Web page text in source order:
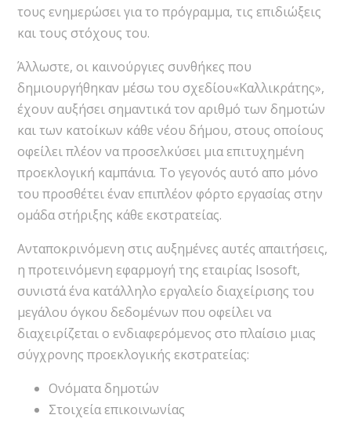
τους ενημερώσει για το πρόγραμμα, τις επιδιώξεις
και τους στόχους του.
Άλλωστε, οι καινούργιες συνθήκες που
δημιουργήθηκαν μέσω του σχεδίου«Καλλικράτης»,
έχουν αυξήσει σημαντικά τον αριθμό των δημοτών
και των κατοίκων κάθε νέου δήμου, στους οποίους
οφείλει πλέον να προσελκύσει μια επιτυχημένη
προεκλογική καμπάνια. Το γεγονός αυτό απο μόνο
του προσθέτει έναν επιπλέον φόρτο εργασίας στην
ομάδα στήριξης κάθε εκστρατείας.
Ανταποκρινόμενη στις αυξημένες αυτές απαιτήσεις,
η προτεινόμενη εφαρμογή της εταιρίας Isosoft,
συνιστά ένα κατάλληλο εργαλείο διαχείρισης του
μεγάλου όγκου δεδομένων που οφείλει να
διαχειρίζεται ο ενδιαφερόμενος στο πλαίσιο μιας
σύγχρονης προεκλογικής εκστρατείας:
Ονόματα δημοτών
Στοιχεία επικοινωνίας